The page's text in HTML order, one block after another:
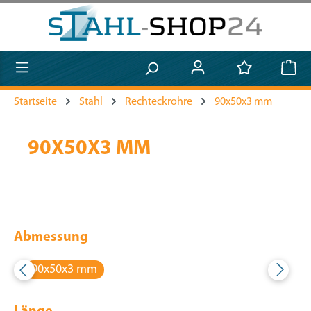
Zum Hauptinhalt springen
Startseite Stahl Rechteckrohre 90x50x3 mm
90X50X3 MM
Abmessung
90x50x3 mm